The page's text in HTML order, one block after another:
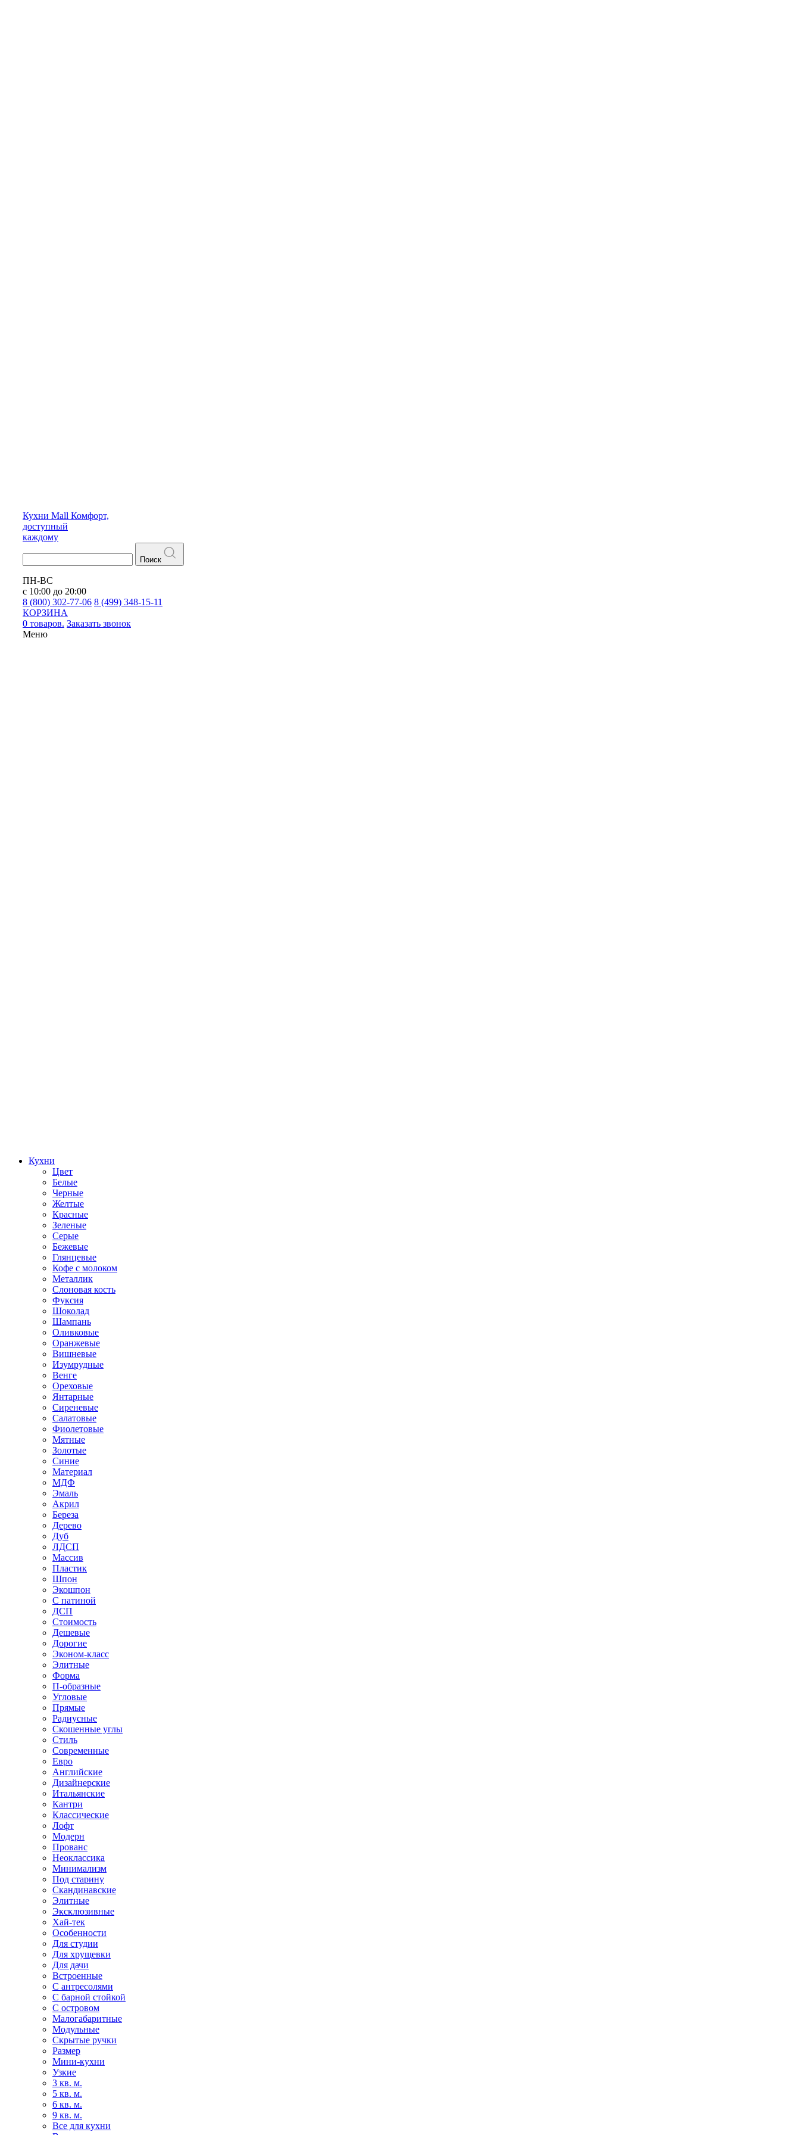
Кухни Mall Комфорт,
доступный
каждому
Поиск
ПН-ВС
с 10:00 до 20:00
8 (800) 302-77-06 8 (499) 348-15-11
КОРЗИНА
0 товаров. Заказать звонок
Меню
Кухни
Цвет
Белые
Черные
Желтые
Красные
Зеленые
Серые
Бежевые
Глянцевые
Кофе с молоком
Металлик
Слоновая кость
Фуксия
Шоколад
Шампань
Оливковые
Оранжевые
Вишневые
Изумрудные
Венге
Ореховые
Янтарные
Сиреневые
Салатовые
Фиолетовые
Мятные
Золотые
Синие
Материал
МДФ
Эмаль
Акрил
Береза
Дерево
Дуб
ЛДСП
Массив
Пластик
Шпон
Экошпон
С патиной
ДСП
Стоимость
Дешевые
Дорогие
Эконом-класс
Элитные
Форма
П-образные
Угловые
Прямые
Радиусные
Скошенные углы
Стиль
Современные
Евро
Английские
Дизайнерские
Итальянские
Кантри
Классические
Лофт
Модерн
Прованс
Неоклассика
Минимализм
Под старину
Скандинавские
Элитные
Эксклюзивные
Хай-тек
Особенности
Для студии
Для хрущевки
Для дачи
Встроенные
С антресолями
С барной стойкой
С островом
Малогабаритные
Модульные
Скрытые ручки
Размер
Мини-кухни
Узкие
3 кв. м.
5 кв. м.
6 кв. м.
9 кв. м.
Все для кухни